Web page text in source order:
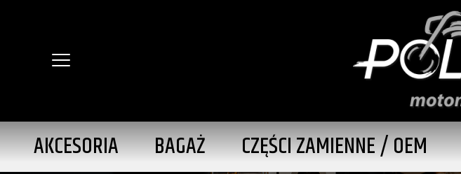
AKCESORIA BAGAŻ CZĘŚCI ZAMIENNE / OEM